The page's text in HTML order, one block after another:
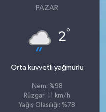
PAZAR
2°
Orta kuvvetli yağmurlu
Nem: %98
Rüzgar: 11 km/h
Yağış Olasılığı: %78